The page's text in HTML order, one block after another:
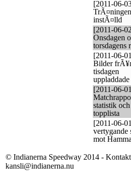
[2011-06-
TrÃ¤ningen
instÃ¤lld
[2011-06-
Onsdagen
torsdagens
[2011-06-
Bilder
tisdagen
uppladdade
[2011-06-
statistik och
topplista
[2011-06-
vertygande
mot
© Indianerna Speedway 2014 -
kansli@indianerna.nu